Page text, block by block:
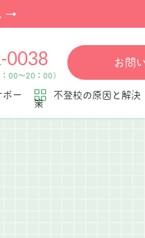
→
0038
00～20：00）
お問
ポー 不登校の原因と解決
策